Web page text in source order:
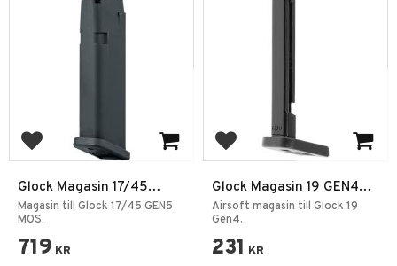
Add to favorites
Glock Magasin 17/45
Gen5 MOS GBB 6mm
Magasin till Glock 17/45 GEN5
MOS.
719 KR
Add to favorites
Glock Magasin 19 GEN4
MOS Co2 6mm 2,0J
Airsoft magasin till Glock 19
Gen4.
231 KR